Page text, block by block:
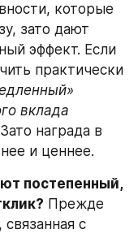
которые
зато дают
эффект. Если
практически
вклада
награда в
и ценнее.
постепенный,
Прежде
с